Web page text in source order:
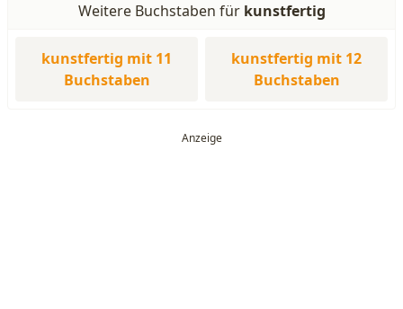
Weitere Buchstaben für kunstfertig
kunstfertig mit 11
Buchstaben
kunstfertig mit 12
Buchstaben